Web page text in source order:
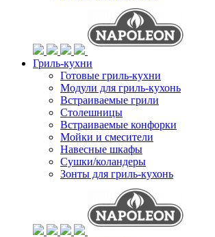
Гриль-кухни
Готовые гриль-кухни
Модули для гриль-кухонь
Встраиваемые грили
Столешницы
Встраиваемые конфорки
Мойки и смесители
Навесные шкафы
Сушки/коландеры
Зонты для гриль-кухонь